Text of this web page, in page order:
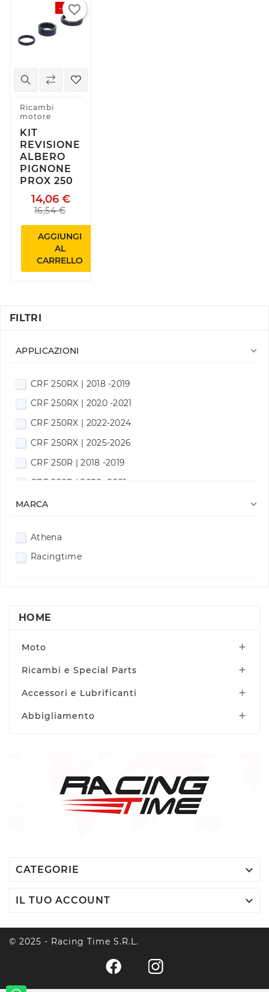
-15%
Ricambi
motore
KIT
REVISIONE
ALBERO
PIGNONE
PROX 250
14,06 €
16,54 €
AGGIUNGI
AL
CARRELLO
favorite_border
FILTRI
APPLICAZIONI 
CRF 250RX | 2018 -2019
CRF 250RX | 2020 -2021
CRF 250RX | 2022-2024
CRF 250RX | 2025-2026
CRF 250R | 2018 -2019
CRF 250R | 2020 -2021
CRF 250R | 2022-2024
CRF 300RX | 2018 -2019
CRF 300RX | 2020 -2021
MARCA 
Athena
Racingtime
HOME
Moto 
Ricambi e Special Parts 
Accessori e Lubrificanti 
Abbigliamento 
CATEGORIE 
IL TUO ACCOUNT 
© 2025 - Racing Time S.r.l.